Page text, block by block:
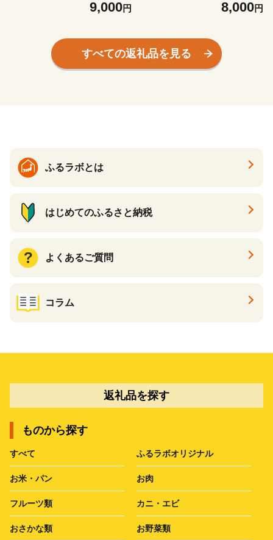
フルーツ ※お届けは2026年8
9,000円
紀梨 青梨 果物 フルーツ ※お
8,000円
すべての返礼品を見る
ふるラボとは
はじめてのふるさと納税
よくあるご質問
コラム
返礼品を探す
ものから探す
すべて ふるラボオリジナル
お米・パン お肉
フルーツ類 カニ・エビ
おさかな類 お野菜類